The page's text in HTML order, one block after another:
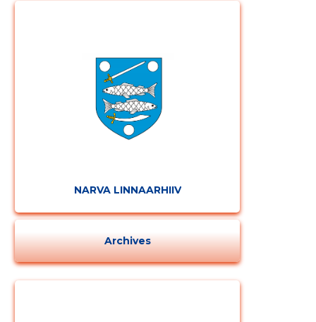
NARVA LINNAARHIIV
Archives
Muuda pildi
kirjeldust